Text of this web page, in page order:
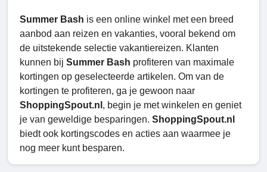
Summer Bash is een online winkel met een breed
aanbod aan reizen en vakanties, vooral bekend om
de uitstekende selectie vakantiereizen. Klanten
kunnen bij Summer Bash profiteren van maximale
kortingen op geselecteerde artikelen. Om van de
kortingen te profiteren, ga je gewoon naar
ShoppingSpout.nl , begin je met winkelen en geniet
je van geweldige besparingen. ShoppingSpout.nl
biedt ook kortingscodes en acties aan waarmee je
nog meer kunt besparen.